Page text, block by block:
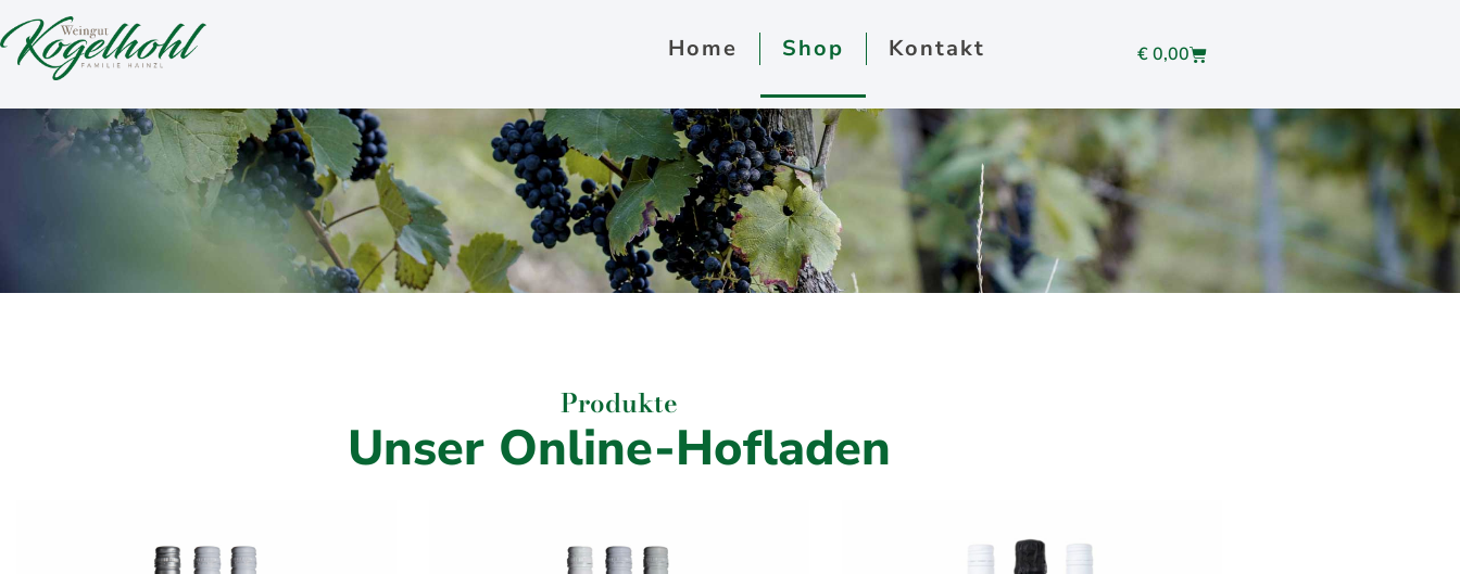
Home Shop Kontakt €0,00
Produkte
Unser Online-Hofladen